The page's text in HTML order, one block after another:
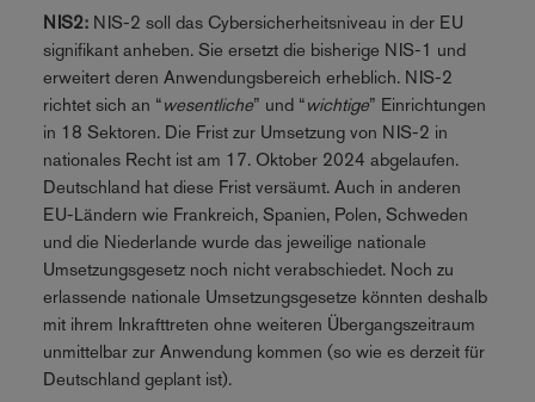
NIS2:NIS-2 soll das Cybersicherheitsniveau in der EU
signifikant anheben. Sie ersetzt die bisherige NIS-1 und
erweitert deren Anwendungsbereich erheblich. NIS-2
richtet sich an “wesentliche” und “wichtige” Einrichtungen
in 18 Sektoren. Die Frist zur Umsetzung von NIS-2 in
nationales Recht ist am 17. Oktober 2024 abgelaufen.
Deutschland hat diese Frist versäumt. Auch in anderen
EU-Ländern wie Frankreich, Spanien, Polen, Schweden
und die Niederlande wurde das jeweilige nationale
Umsetzungsgesetz noch nicht verabschiedet. Noch zu
erlassende nationale Umsetzungsgesetze könnten deshalb
mit ihrem Inkrafttreten ohne weiteren Übergangszeitraum
unmittelbar zur Anwendung kommen (so wie es derzeit für
Deutschland geplant ist).